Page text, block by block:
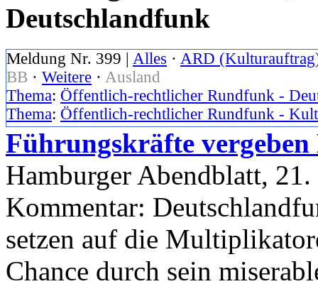
Deutschlandfunk
Meldung Nr. 399 | Alles · ARD
BB · Weitere · Ausland
Thema: Öffentlich-rechtlicher Rundfunk -
Thema: Öffentlich-rechtlicher Rundfunk -
Führungskräfte
Hamburger Abendblatt,
Kommentar:
setzen auf die
Chance durch sein